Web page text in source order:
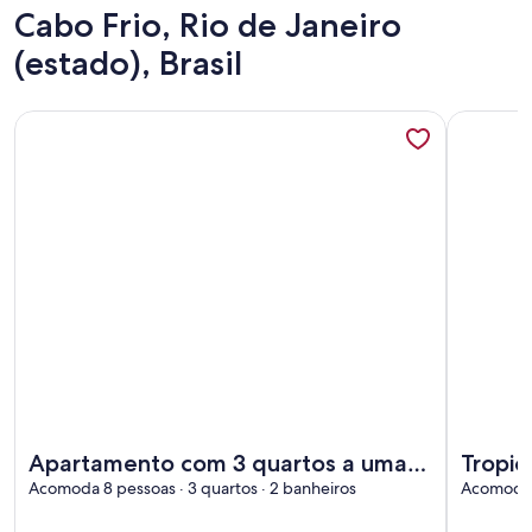
Cabo Frio, Rio de Janeiro
(estado), Brasil
Apartamento com 3 quartos a uma
quadra da praia do forte em Cabo
Acomoda 8 pessoas · 3 quartos · 2 banheiros
Mais informações sobre Apartamento com 3 quartos a
Mais